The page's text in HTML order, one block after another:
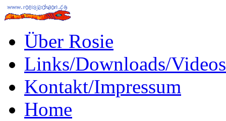
Über Rosie
Links/Downloads/Videos
Kontakt/Impressum
Home